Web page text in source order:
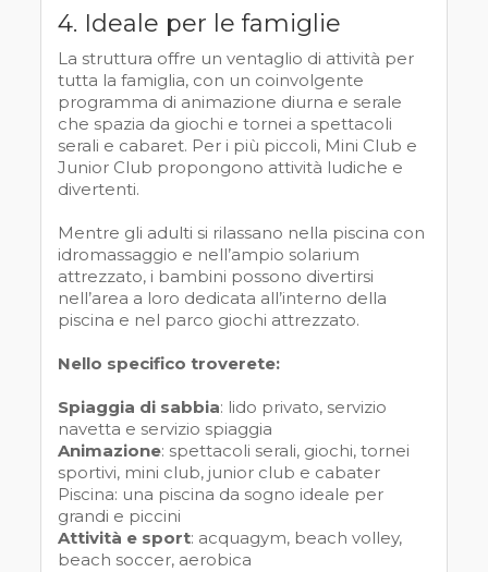
4. Ideale per le famiglie
La struttura offre un ventaglio di attività per
tutta la famiglia, con un coinvolgente
programma di animazione diurna e serale
che spazia da giochi e tornei a spettacoli
serali e cabaret. Per i più piccoli, Mini Club e
Junior Club propongono attività ludiche e
divertenti.
Mentre gli adulti si rilassano nella piscina con
idromassaggio e nell’ampio solarium
attrezzato, i bambini possono divertirsi
nell’area a loro dedicata all’interno della
piscina e nel parco giochi attrezzato.
Nello specifico troverete:
Spiaggia di sabbia: lido privato, servizio
navetta e servizio spiaggia
Animazione: spettacoli serali, giochi, tornei
sportivi, mini club, junior club e cabater
Piscina: una piscina da sogno ideale per
grandi e piccini
Attività e sport: acquagym, beach volley,
beach soccer, aerobica